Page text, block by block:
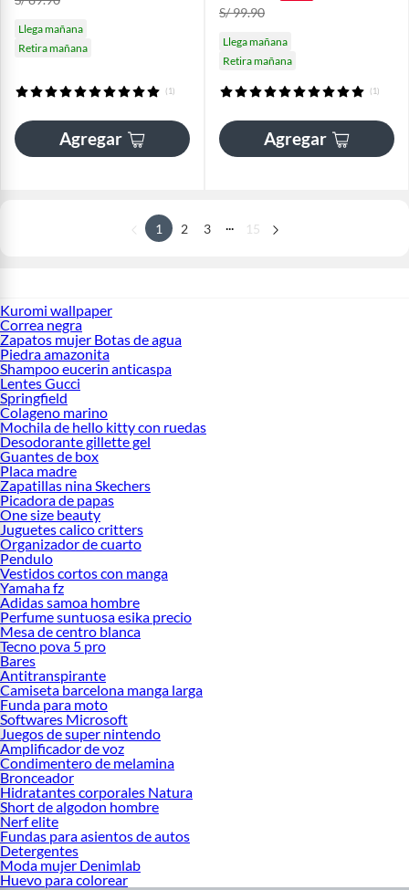
Llega mañana
Retira mañana
(1)
Agregar
S/ 99.90
Llega mañana
Retira mañana
(1)
Agregar
1 2 3 15
Kuromi wallpaper
Correa negra
Zapatos mujer Botas de agua
Piedra amazonita
Shampoo eucerin anticaspa
Lentes Gucci
Springfield
Colageno marino
Mochila de hello kitty con ruedas
Desodorante gillette gel
Guantes de box
Placa madre
Zapatillas nina Skechers
Picadora de papas
One size beauty
Juguetes calico critters
Organizador de cuarto
Pendulo
Vestidos cortos con manga
Yamaha fz
Adidas samoa hombre
Perfume suntuosa esika precio
Mesa de centro blanca
Tecno pova 5 pro
Bares
Antitranspirante
Camiseta barcelona manga larga
Funda para moto
Softwares Microsoft
Juegos de super nintendo
Amplificador de voz
Condimentero de melamina
Bronceador
Hidratantes corporales Natura
Short de algodon hombre
Nerf elite
Fundas para asientos de autos
Detergentes
Moda mujer Denimlab
Huevo para colorear